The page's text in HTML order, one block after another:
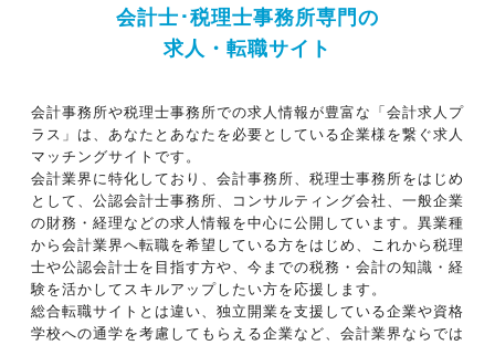
会計士･税理士事務所専門の
求人・転職サイト
会計事務所や税理士事務所での求人情報が豊富な「会計求人プ
ラス」は、あなたとあなたを必要としている企業様を繋ぐ求人
マッチングサイトです。
会計業界に特化しており、会計事務所、税理士事務所をはじめ
として、公認会計士事務所、コンサルティング会社、一般企業
の財務・経理などの求人情報を中心に公開しています。異業種
から会計業界へ転職を希望している方をはじめ、これから税理
士や公認会計士を目指す方や、今までの税務・会計の知識・経
験を活かしてスキルアップしたい方を応援します。
総合転職サイトとは違い、独立開業を支援している企業や資格
学校への通学を考慮してもらえる企業など、会計業界ならでは